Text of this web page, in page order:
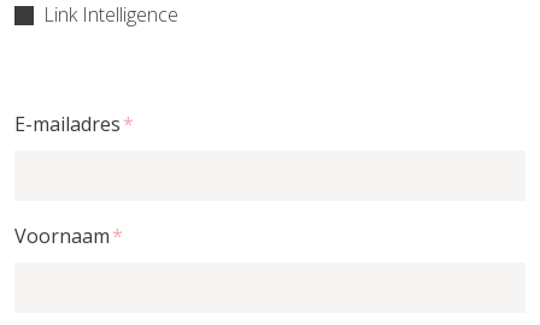
E-mailadres*
Voornaam*
Link Intelligence